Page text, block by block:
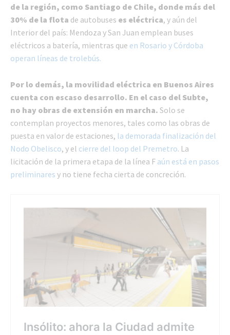
de la región, como Santiago de Chile, donde más del
30% de la flota de autobuses es eléctrica, y aún del
Interior del país: Mendoza y San Juan emplean buses
eléctricos a batería, mientras que en Rosario y Córdoba
operan líneas de trolebús.
Por lo demás, la movilidad eléctrica en Buenos Aires
cuenta con escaso desarrollo. En el caso del Subte,
no hay obras de extensión en marcha. Solo se
contemplan proyectos menores, tales como las obras de
puesta en valor de estaciones, la demorada finalización del
Nodo Obelisco, y el cierre del loop del Premetro. La
licitación de la primera etapa de la línea F aún está en pasos
preliminares y no tiene fecha cierta de concreción.